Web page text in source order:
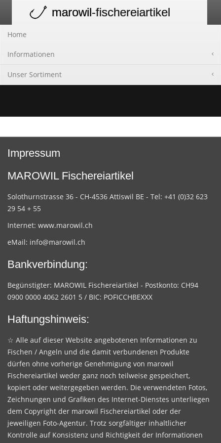
navigation
marowil-fischereiartikel
Home
Informationen
Unser Sortiment
Impressum
MAROWIL Fischereiartikel
Solothurnstrasse 36 - CH-4536 Attiswil BE - Tel: +41 (0)32 623
29 54 + 55
Internet: www.marowil.ch
eMail: info@marowil.ch
Bankverbindung:
Begünstigter: MAROWIL Fischereiartikel - Postkonto: CH94
0900 0000 4062 2601 5 / BIC: POFICCHBEXXX
Haftungshinweis:
☆ Alle auf dieser Website angebotenen Informationen zu
Fischen / Angeln und die damit verbundenen Produkte
dürfen ohne vorherige Genehmigung von marowil
Fischereiartikel weder ganz noch teilweise gespeichert,
kopiert oder weitergegeben werden. Die verwendeten Fotos,
Zeichnungen und Grafiken des Internet-Dienstes unterliegen
dem Copyright der marowil Fischereiartikel oder der
jeweiligen Foto-Agentur. Trotz sorgfältiger inhaltlicher
Kontrolle auf Konsistenz und Richtigkeit der Informationen